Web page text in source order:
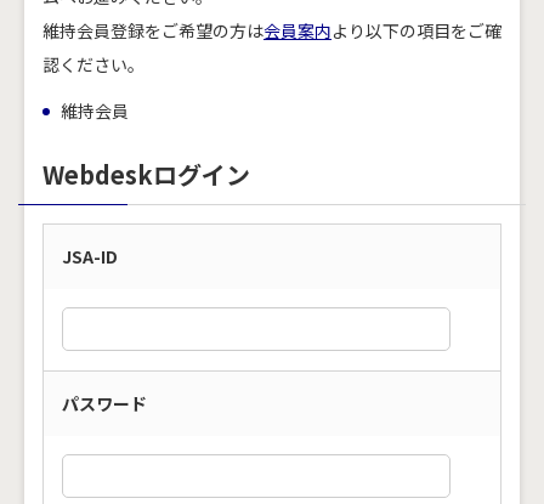
維持会員登録をご希望の方は会員案内より以下の項目をご確
認ください。
維持会員
Webdeskログイン
JSA-ID
パスワード